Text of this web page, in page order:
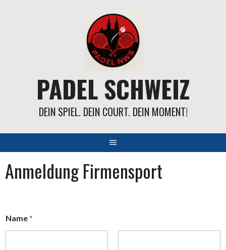
PADEL SCHWEIZ
DEIN SPIEL. DEIN COURT. DEIN MOMENT!
Anmeldung Firmensport
Name*